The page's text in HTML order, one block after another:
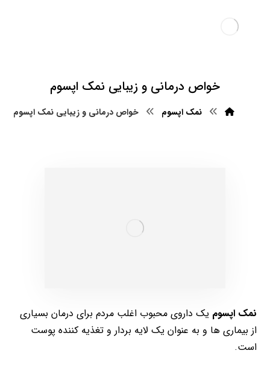
خواص درمانی و زیبایی نمک اپسوم
نمک اپسوم خواص درمانی و زیبایی نمک اپسوم
نمک اپسوم یک داروی محبوب اغلب مردم برای درمان بسیاری
از بیماری ها و به عنوان یک لایه بردار و تغذیه کننده پوست
است.